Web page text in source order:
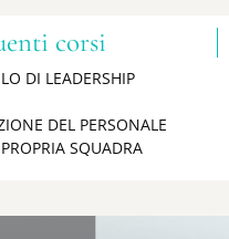
corsi
DI LEADERSHIP
DEL PERSONALE
SQUADRA